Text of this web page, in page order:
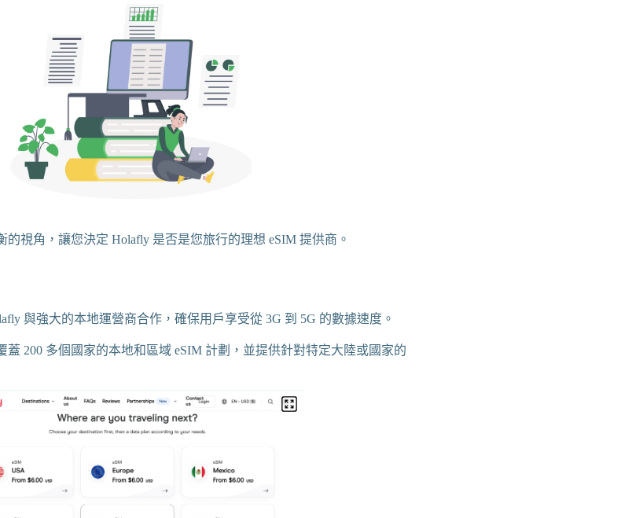
視角，讓您決定 Holafly 是否是您旅行的理想 eSIM 提供商。
與強大的本地運營商合作，確保用戶享受從 3G 到 5G 的數據速度。
蓋 200 多個國家的本地和區域 eSIM 計劃，並提供針對特定大陸或國家的